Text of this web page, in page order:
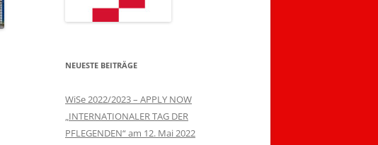
NEUESTE BEITRÄGE
WiSe 2022/2023 – APPLY NOW
„INTERNATIONALER TAG DER
PFLEGENDEN“ am 12. Mai 2022